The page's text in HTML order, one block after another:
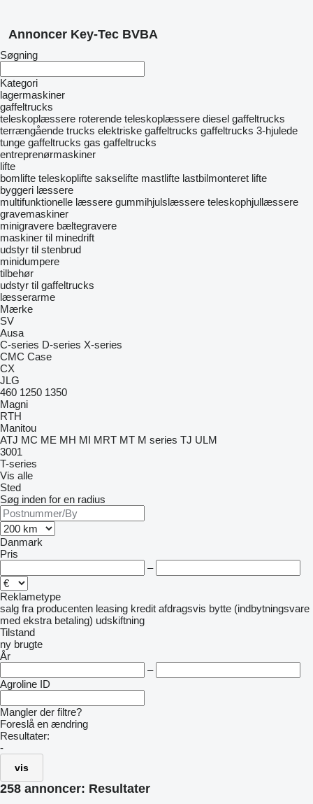
Annoncer Key-Tec BVBA
Søgning
Kategori
lagermaskiner
gaffeltrucks
teleskoplæssere roterende teleskoplæssere diesel gaffeltrucks
terrængående trucks elektriske gaffeltrucks gaffeltrucks 3-hjulede
tunge gaffeltrucks gas gaffeltrucks
entreprenørmaskiner
lifte
bomlifte teleskoplifte sakselifte mastlifte lastbilmonteret lifte
byggeri læssere
multifunktionelle læssere gummihjulslæssere teleskophjullæssere
gravemaskiner
minigravere bæltegravere
maskiner til minedrift
udstyr til stenbrud
minidumpere
tilbehør
udstyr til gaffeltrucks
læsserarme
Mærke
SV
Ausa
C-series D-series X-series
CMC Case
CX
JLG
460 1250 1350
Magni
RTH
Manitou
ATJ MC ME MH MI MRT MT M series TJ ULM
3001
T-series
Vis alle
Sted
Søg inden for en radius
Danmark
Pris
–
Reklametype
salg fra producenten leasing kredit afdragsvis bytte (indbytningsvare
med ekstra betaling) udskiftning
Tilstand
ny brugte
År
–
Agroline ID
Mangler der filtre?
Foreslå en ændring
Resultater:
-
vis
258 annoncer: Resultater